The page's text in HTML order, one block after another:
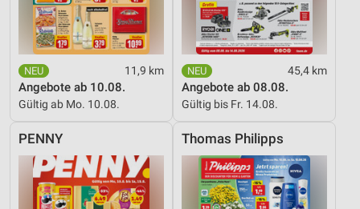
11,9 km
Angebote ab 10.08.
Gültig ab Mo. 10.08.
45,4 km
Angebote ab 08.08.
Gültig bis Fr. 14.08.
PENNY Thomas Philipps